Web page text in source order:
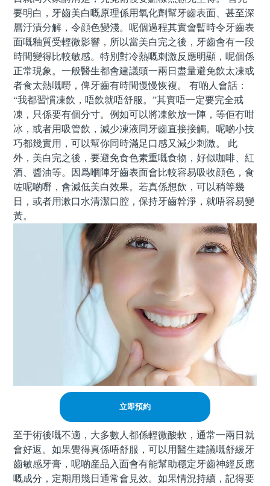
要明白，牙齒美白嘅原理係用氧化劑幫牙齒表面、甚至深
層汙漬分解，令顔色變淺。呢個過程其實會暫時令牙齒表
面嘅釉質受輕微影響，所以當美白完之後，牙齒會有一段
時間變得比較敏感。特別對冷熱嘅刺激反應明顯，呢個係
正常現象。一般醫生都會建議頭一兩日盡量避免飲太凍或
者食太熱嘅嘢，俾牙齒有時間慢慢恢複。 有啲人會話：
“我都習慣凍飲，唔飲就唔舒服。”其實唔一定要完全戒
凍，只係要有個分寸。例如可以將凍飲放一陣，等佢冇咁
冰，或者用吸管飲，減少凍液同牙齒直接接觸。呢啲小技
巧都幾實用，可以幫你同時滿足口感又減少刺激。 此
外，美白完之後，要避免食色素重嘅食物，好似咖啡、紅
酒、醬油等。因爲嗰陣牙齒表面會比較容易吸收顔色，食
咗呢啲嘢，會減低美白效果。若真係想飲，可以稍等幾
日，或者用漱口水清潔口腔，保持牙齒幹淨，就唔容易變
黃。
立即預約
至于術後嘅不適，大多數人都係輕微酸軟，通常一兩日就
會好返。如果覺得真係唔舒服，可以用醫生建議嘅舒緩牙
齒敏感牙膏，呢啲産品入面會有能幫助穩定牙齒神經反應
嘅成分，定期用幾日通常會見效。如果情況持續，記得要